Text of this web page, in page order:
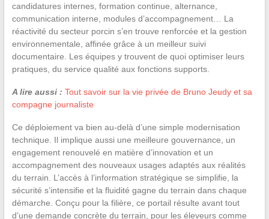
candidatures internes, formation continue, alternance,
communication interne, modules d’accompagnement… La
réactivité du secteur porcin s’en trouve renforcée et la gestion
environnementale, affinée grâce à un meilleur suivi
documentaire. Les équipes y trouvent de quoi optimiser leurs
pratiques, du service qualité aux fonctions supports.
A lire aussi : Tout savoir sur la vie privée de Bruno Jeudy et sa
compagne journaliste
Ce déploiement va bien au-delà d’une simple modernisation
technique. Il implique aussi une meilleure gouvernance, un
engagement renouvelé en matière d’innovation et un
accompagnement des nouveaux usages adaptés aux réalités
du terrain. L’accès à l’information stratégique se simplifie, la
sécurité s’intensifie et la fluidité gagne du terrain dans chaque
démarche. Conçu pour la filière, ce portail résulte avant tout
d’une demande concrète du terrain, pour les éleveurs comme